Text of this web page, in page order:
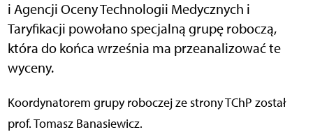
i Agencji Oceny Technologii Medycznych i
Taryfikacji powołano specjalną grupę roboczą,
która do końca września ma przeanalizować te
wyceny.
Koordynatorem grupy roboczej ze strony TChP został
prof. Tomasz Banasiewicz.